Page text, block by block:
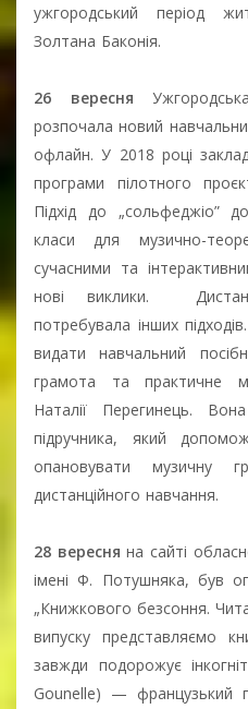
ужгородський період
Золтана Баконія.
26 вересня
розпочала новий
офлайн. У 2018 році
програми пілотного
Підхід до „сольфеджіо”
класи для музично-
сучасними та
нові виклики.
потребувала інших
видати навчальний
грамота та практичне
Наталії Перегинець.
підручника, який
опановувати музичну
дистанційного навчання.
28 вересняна сайті
імені Ф. Потушняка, був
„Книжкового безсоння.
випуску представляємо
завжди подорожує
Gounelle) — французький